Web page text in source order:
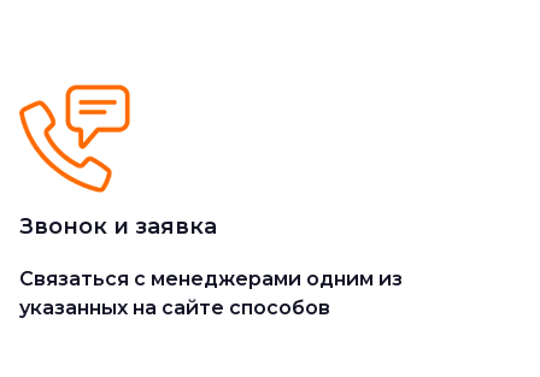
Звонок и заявка
Cвязаться с менеджерами одним из
указанных на сайте способов